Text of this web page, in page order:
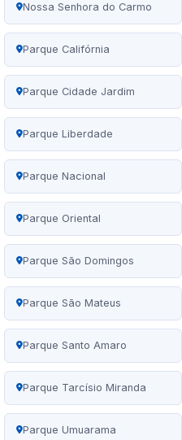
Nossa Senhora do Carmo
Parque Califórnia
Parque Cidade Jardim
Parque Liberdade
Parque Nacional
Parque Oriental
Parque São Domingos
Parque São Mateus
Parque Santo Amaro
Parque Tarcísio Miranda
Parque Umuarama